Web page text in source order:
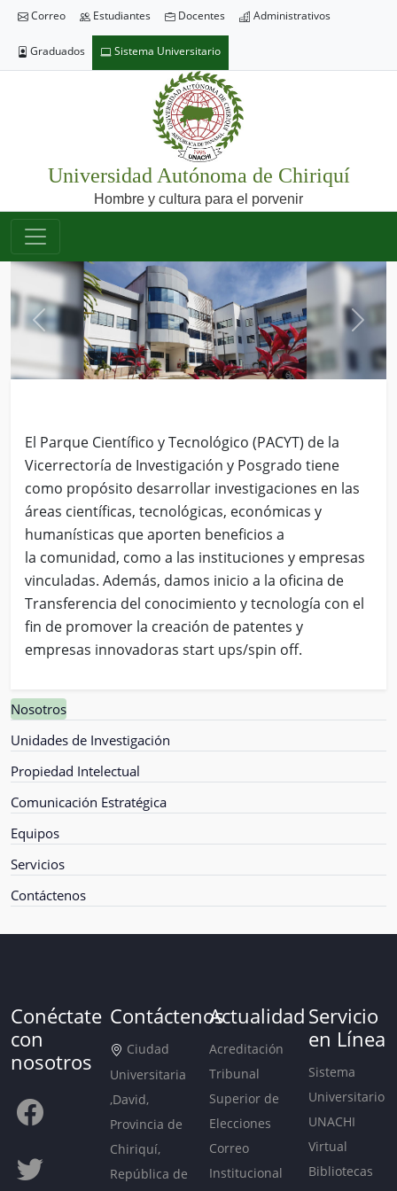
Correo Estudiantes Docentes Administrativos
Graduados Sistema Universitario
Universidad Autónoma de Chiriquí
Hombre y cultura para el porvenir
Previous Next
Nosotros
Unidades de Investigación
Propiedad Intelectual
Comunicación Estratégica
Equipos
Servicios
Contáctenos
El Parque Científico y Tecnológico (PACYT) de la
Vicerrectoría de Investigación y Posgrado tiene
como propósito desarrollar investigaciones en las
áreas científicas, tecnológicas, económicas y
humanísticas que aporten beneficios a
la comunidad, como a las instituciones y empresas
vinculadas. Además, damos inicio a la oficina de
Transferencia del conocimiento y tecnología con el
fin de promover la creación de patentes y
empresas innovadoras start ups/spin off.
Conéctate
con
nosotros
Contáctenos
Ciudad
Universitaria
,David,
Provincia de
Chiriquí,
República de
Actualidad
Acreditación
Tribunal
Superior de
Elecciones
Correo
Institucional
Servicio
en Línea
Sistema
Universitario
UNACHI
Virtual
Bibliotecas